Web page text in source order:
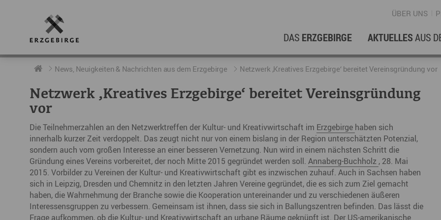
ÜBER UNS
DAS ERZGEBIRGE
RUND UMS ERZGEBIRGE
Geschichte
Der Erzgebirgskreis
Städte im Erzgebirge
Erzgebirgskrimi
Fakten
WIRTSCHAFTSREGION
Stellenangebote im Erzgebirge
Arbeiten im Erzgebirge
Coworking Spaces im Erzgebirge
DER FILM
AKTUELLESAUS
AKTUELLES
Neuigkeiten
ERFOLGSGESCHICHTEN
hERZgeschichten
kurz ERZählt
DIE BOTSCHAFTER
Botschafter im Überblick
News, Neuigkeiten & Nachrichten aus dem Erzgebirge Netzwerk ‚Kreatives Erzgebirge‘ bereitet Vereinsgründung vor
Netzwerk ‚Kreatives Erzgebirge‘ bereitet Vereinsgründung
vor
Die Teilnehmerzahlen an den Netzwerktreffen der Kultur- und Kreativwirtschaft im Erzgebirge haben sich
innerhalb kurzer Zeit verdoppelt. Das zeugt nicht nur von einem bislang in der Region unterschätzten Potenzial,
sondern auch vom großen Interesse an einer besseren Vernetzung. Nun wird in einem nächsten Schritt die
Gründung eines Vereins vorbereitet, der noch Mitte 2015 gegründet werden soll. Annaberg-Buchholz , 28. Mai
2015. Vorbilder zu Vereinen der Kultur- und Kreativwirtschaft gibt es inzwischen zuhauf. Auch in Sachsen haben
sich in Leipzig, Dresden und Chemnitz in den letzten Jahren Vereine gegründet, die es sich zum Ziel gemacht
haben, die Wahrnehmung der Branche sowie die Kooperation untereinander und zu verschiedenen äußeren
Interessensgruppen zu verbessern. Gemeinsam ist ihnen, dass sie sich in Ballungszentren befinden. Das lässt die
Frage aufkommen, ob die Kultur- und Kreativwirtschaft an urbane Räume geknüpft ist. Der US-amerikanische